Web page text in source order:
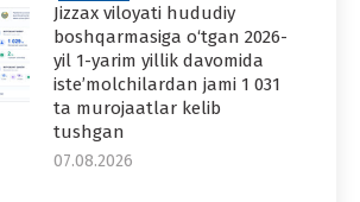
Jizzax viloyati hududiy
boshqarmasiga o‘tgan 2026-
yil 1-yarim yillik davomida
iste’molchilardan jami 1 031
ta murojaatlar kelib
tushgan
07.08.2026